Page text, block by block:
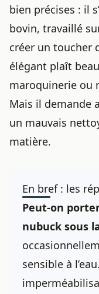
bien précises : il
bovin, travaillé
créer un toucher
élégant plaît
maroquinerie ou
Mais il demande
un mauvais
matière.
En bref : les
Peut-on
nubuck sous
sensible à